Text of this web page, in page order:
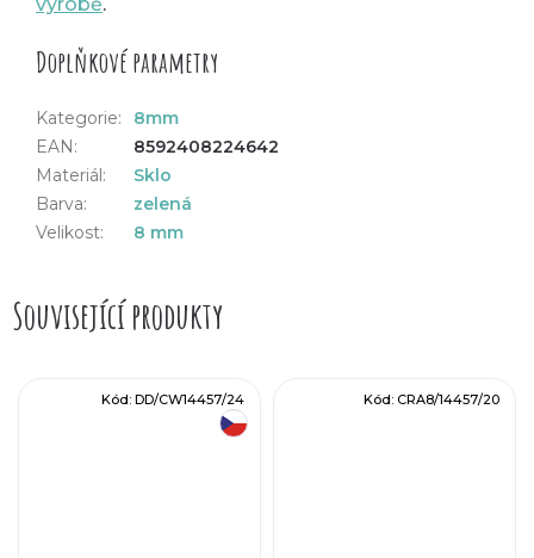
Doplňkové parametry
Kategorie:
8mm
EAN:
8592408224642
Materiál:
Sklo
Barva:
zelená
Velikost: 8 mm
Související produkty
Kód: DD/CW14457/24 Kód: CRA8/14457/20